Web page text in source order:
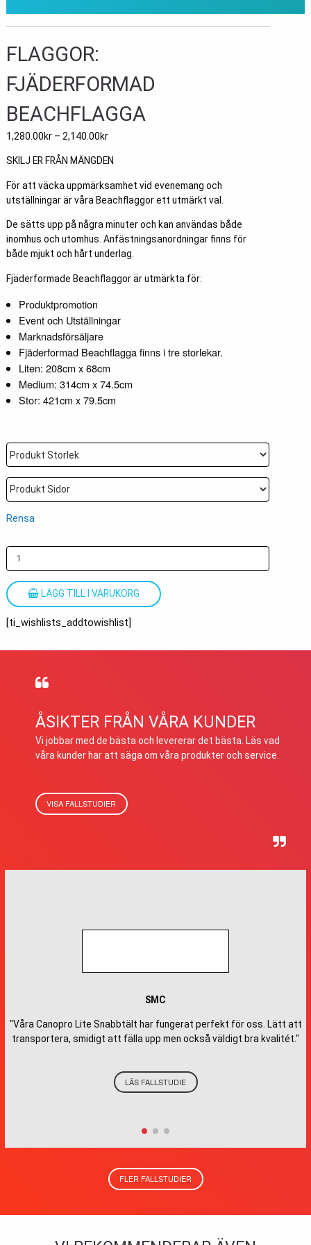
FLAGGOR:
FJÄDERFORMAD
BEACHFLAGGA
1,280.00kr – 2,140.00kr
SKILJ ER FRÅN MÄNGDEN
För att väcka uppmärksamhet vid evenemang och
utställningar är våra Beachflaggor ett utmärkt val.
De sätts upp på några minuter och kan användas både
inomhus och utomhus. Anfästningsanordningar finns för
både mjukt och hårt underlag.
Fjäderformade Beachflaggor är utmärkta för:
Produktpromotion
Event och Utställningar
Marknadsförsäljare
Fjäderformad Beachflagga finns i tre storlekar.
Liten: 208cm x 68cm
Medium: 314cm x 74.5cm
Stor: 421cm x 79.5cm
Rensa
LÄGG TILL I VARUKORG
[ti_wishlists_addtowishlist]
ÅSIKTER FRÅN VÅRA KUNDER
Vi jobbar med de bästa och levererar det bästa. Läs vad
våra kunder har att säga om våra produkter och service.
VISA FALLSTUDIER
SMC
"Våra Canopro Lite Snabbtält har fungerat perfekt för oss. Lätt att
transportera, smidigt att fälla upp men också väldigt bra kvalitét."
LÄS FALLSTUDIE
FLER FALLSTUDIER